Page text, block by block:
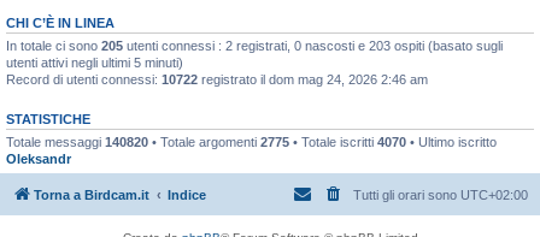
CHI C’È IN LINEA
In totale ci sono 205 utenti connessi : 2 registrati, 0 nascosti e 203 ospiti (basato sugli
utenti attivi negli ultimi 5 minuti)
Record di utenti connessi: 10722 registrato il dom mag 24, 2026 2:46 am
STATISTICHE
Totale messaggi 140820 • Totale argomenti 2775 • Totale iscritti 4070 • Ultimo iscritto
Oleksandr
Torna a Birdcam.it Indice Tutti gli orari sono UTC+02:00